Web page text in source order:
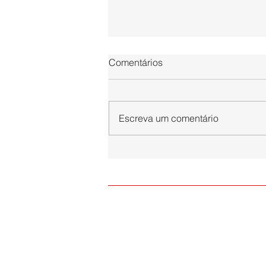
Comentários
Escreva um comentário